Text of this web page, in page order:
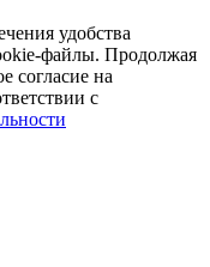
удобства
файлы. Продолжая
согласие на
с